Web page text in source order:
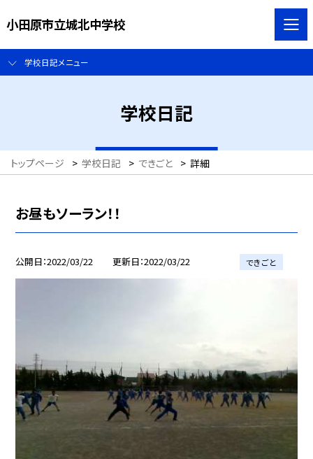
小田原市立城北中学校
学校日記メニュー
学校日記
トップページ > 学校日記 > できごと > 詳細
お昼もソーラン！！
公開日 2022/03/22 更新日 2022/03/22 できごと